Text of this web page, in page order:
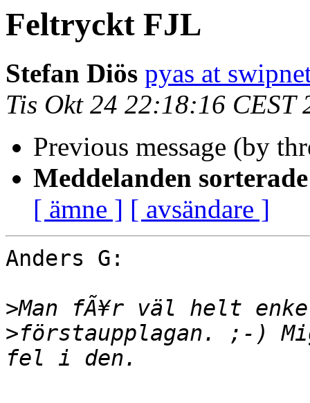
Feltryckt FJL
Stefan Diös pyas at
Tis Okt 24 22:18:16 CEST
Previous message (by
Meddelanden
[ ämne ] [ avsändare ]
Anders G:
>
>förstaupplagan. ;-)